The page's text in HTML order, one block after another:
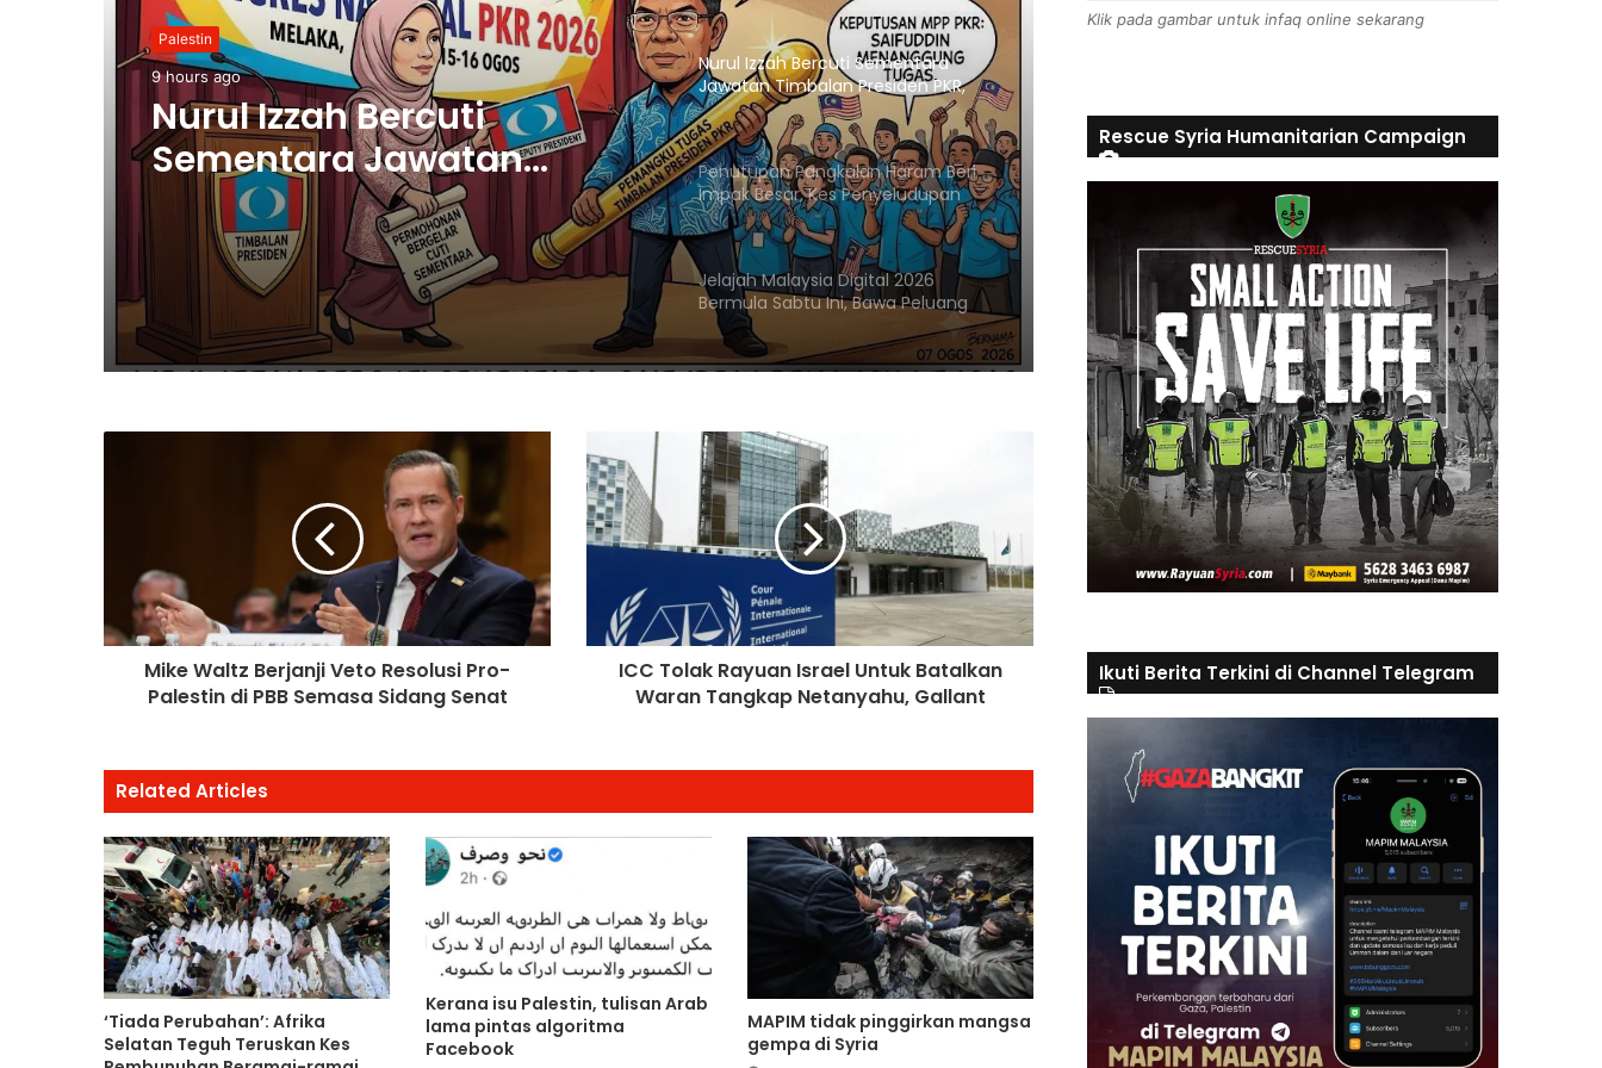
Palestin
9 hours ago
Nurul Izzah Bercuti
Sementara Jawatan
Timbalan Presiden PKR,
Saifuddin Pemangku
Tugas
China, Vietnam
Nurul Izzah Bercuti Sementara
Jawatan Timbalan Presiden PKR,
Saifuddin Pemangku Tugas
Penutupan Pangkalan Haram Beri
Impak Besar, Kes Penyeludupan
Petrol dan Diesel Menjunam
Jelajah Malaysia Digital 2026
Bermula Sabtu Ini, Bawa Peluang
Ekonomi ke Komuniti Setempat
Malaysia-Hungary Perkukuh
Kerjasama Pertanian dan
Keterjaminan Makanan
Ketua Mossad Pecat Dua Pegawai
Kanan Kerana Plot Gagal Guling
Kerajaan Iran
Itali Bakal Berdepan Gelombang
Israel Arah Tebang Pokok di 78 Ekar
Tanah Tebing Barat
RCI Tabung Haji: SPRM Sambung
Rakam Percakapan Bekas CFO
Kerajaan Mulakan Kajian Semula
Tamat Tempoh Duti Anti-
Mike Waltz Berjanji Veto Resolusi Pro-
Palestin di PBB Semasa Sidang Senat
ICC Tolak Rayuan Israel Untuk Batalkan
Waran Tangkap Netanyahu, Gallant
Related Articles
‘Tiada Perubahan’: Afrika
Selatan Teguh Teruskan Kes
Kerana isu Palestin, tulisan Arab
lama pintas algoritma
Facebook
MAPIM tidak pinggirkan mangsa
gempa di Syria
Klik pada gambar untuk infaq online sekarang
Rescue Syria Humanitarian Campaign
Ikuti Berita Terkini di Channel Telegram